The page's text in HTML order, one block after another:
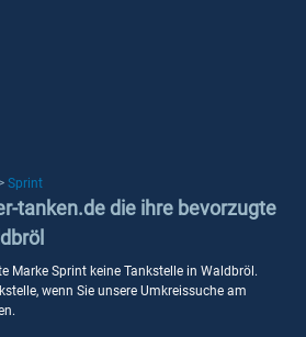
Sprint
tanken.de die ihre bevorzugte
Marke Sprint keine Tankstelle in Waldbröl.
wenn Sie unsere Umkreissuche am